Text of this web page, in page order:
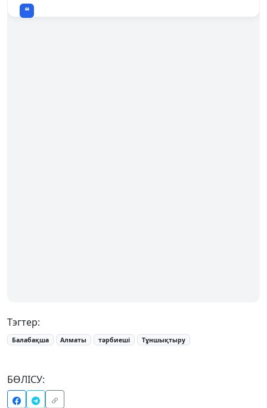
Тэгтер:
Балабақша Алматы тәрбиеші Тұншықтыру
БӨЛІСУ: